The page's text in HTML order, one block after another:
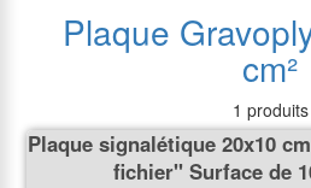
Plaque
cm²
1 produits
Plaque signalétique 20x10
fichier'' Surface de